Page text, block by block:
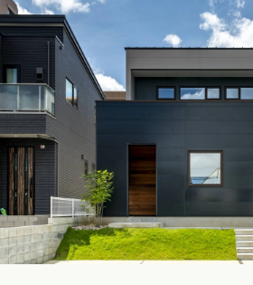
選べる仕様
コストパフォーマンス
アフターサポート
建築家
甲信越・北陸エリア
新潟県富山県石川県福井県山梨県
東海エリア
愛知県 静岡県 三重県
関西エリア
大阪府兵庫県京都府滋賀県奈良県
2階建て
狭小住宅
二世帯住宅
フォトギャラリー
オーナー様の声(評価・口コミ)
設計した建築家の想い
R+houseの間取り
動画で学ぶ注文住宅
家づくりのお勉強
デザイン
ルームツアー
家づくりコラム
家づくりコラム一覧
注文住宅の基礎知識
設備・性能
お金と住まい
周辺環境
エリア別注文住宅
北海道・東北エリア
北海道
関東エリア
東京都神奈川県埼玉県千葉県茨
甲信越・北陸エリア
チェックポイ
家づくり３つの